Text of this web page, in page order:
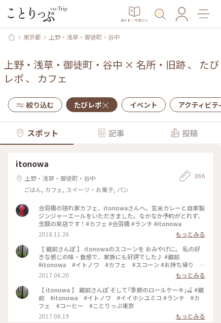
ガイド・マガジン
東京都 上野・浅草・御徒町・谷中
上野・浅草・御徒町・谷中 × 名所・旧跡、 たび
レポ 、 カフェ
絞り込む たびレポ イベント アクティビテ
スポット 記事 投稿
itonowa
上野・浅草・御徒町・谷中
ごはん, カフェ, スイーツ・お菓子, パン
866
合羽橋の隠れ家カフェ、itonowaさんへ。玄米カレーと自家製
ジンジャーエールをいただきました。なかなか予約がとれず、
念願の来店です！#カフェ #合羽橋 #ランチ #itonowa
2018.11.26
もっとみる
【 蔵前さんぽ 】 itonowaのスコーンを おみやげに。 私の好
きな感じの味・食感で、家族にも好評でした♪ #蔵前
#itonowa #イトノワ #カフェ #スコーン #お持ち帰り #
おみやげ
2017.06.20
もっとみる
【 itonowa 】 蔵前さんぽ そして｢季節のロールケーキ｣🍒 #蔵
前 #itonowa #イトノワ #イイホシユミコ #ランチ #カ
フェ #コーヒー #ことりっぷ東京
2017.06.19
もっとみる